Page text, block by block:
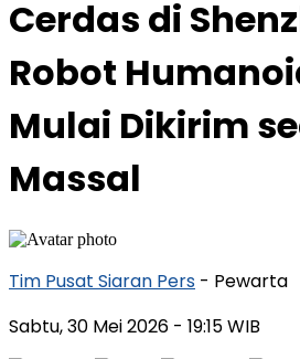
Cerdas di
Robot
Mulai Dikirim
Massal
Tim Pusat Siaran Pers - Pewarta
Sabtu, 30 Mei 2026 - 19:15 WIB